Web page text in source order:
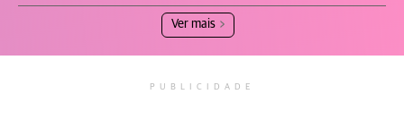
Ver mais
PUBLICIDADE